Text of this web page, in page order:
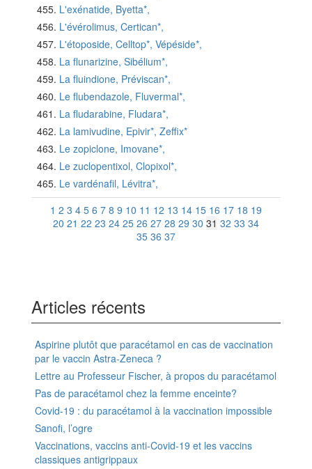
L'exénatide, Byetta*,
L'évérolimus, Certican*,
L'étoposide, Celltop*, Vépéside*,
La flunarizine, Sibélium*,
La fluindione, Préviscan*,
Le flubendazole, Fluvermal*,
La fludarabine, Fludara*,
La lamivudine, Epivir*, Zeffix*
Le zopiclone, Imovane*,
Le zuclopentixol, Clopixol*,
Le vardénafil, Lévitra*,
1 2 3 4 5 6 7 8 9 10 11 12 13 14 15 16 17 18 19
20 21 22 23 24 25 26 27 28 29 30 31 32 33 34
35 36 37
Articles récents
Aspirine plutôt que paracétamol en cas de vaccination
par le vaccin Astra-Zeneca ?
Lettre au Professeur Fischer, à propos du paracétamol
Pas de paracétamol chez la femme enceinte?
Covid-19 : du paracétamol à la vaccination impossible
Sanofi, l’ogre
Vaccinations, vaccins anti-Covid-19 et les vaccins
classiques antigrippaux